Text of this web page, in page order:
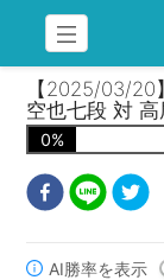
【2025/03/
空也七段 対
0%
AI勝率を表示